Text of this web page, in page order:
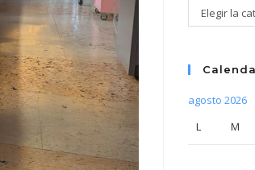
Categorías
Elegir la
agosto 2026
L
M